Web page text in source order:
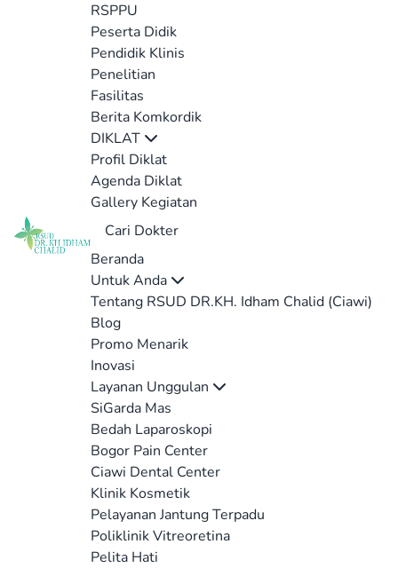
RSPPU
Peserta Didik
Pendidik Klinis
Penelitian
Fasilitas
Berita Komkordik
DIKLAT
Profil Diklat
Agenda Diklat
Gallery Kegiatan
Cari Dokter
Beranda
Untuk Anda
Tentang RSUD DR.KH. Idham Chalid (Ciawi)
Blog
Promo Menarik
Inovasi
Layanan Unggulan
SiGarda Mas
Bedah Laparoskopi
Bogor Pain Center
Ciawi Dental Center
Klinik Kosmetik
Pelayanan Jantung Terpadu
Poliklinik Vitreoretina
Pelita Hati